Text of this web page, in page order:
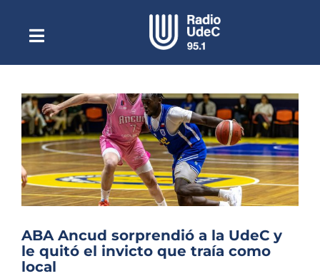
contenidoToggle
NavigationEscuchar Radio UdeC en vivo
Quiénes Somos
Programación
Podcast
Noticias
Columnas
ABA Ancud sorprendió a la UdeC y
le quitó el invicto que traía como
local